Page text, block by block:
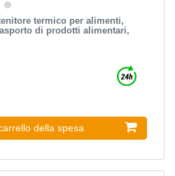
termico per alimenti,
di prodotti alimentari,
della spesa